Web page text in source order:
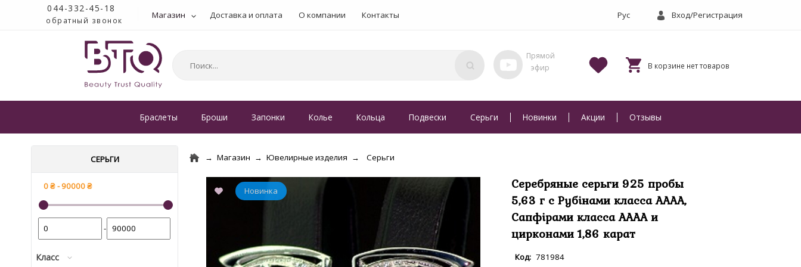
044-332-45-18
обратный звонок Магазин Доставка и оплата О компании Контакты Вход/Регистрация
Браслеты Броши Запонки Колье Кольца Подвески Серьги Новинки Акции Отзывы
СЕРЬГИ
-
Класс
Магазин Ювелирные изделия Серьги
Серебряные серьги 925 пробы
5,63 г с Рубінами класса АААА,
Сапфірами класса АААА и
цирконами 1,86 карат
781984